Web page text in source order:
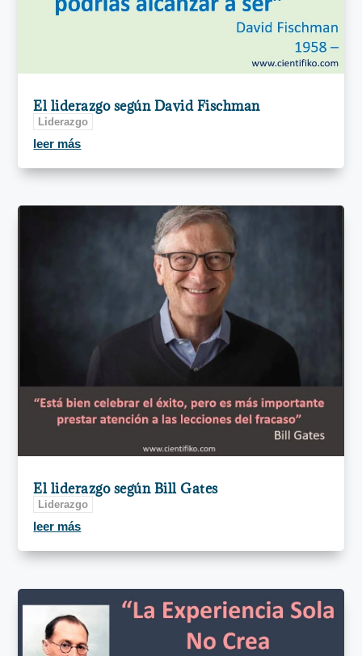
El liderazgo según David Fischman
Liderazgo
leer más
El liderazgo según Bill Gates
Liderazgo
leer más